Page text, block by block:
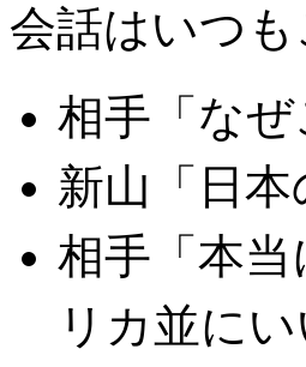
会話はいつ
相手「な
新山「日
相手「本
リカ並に